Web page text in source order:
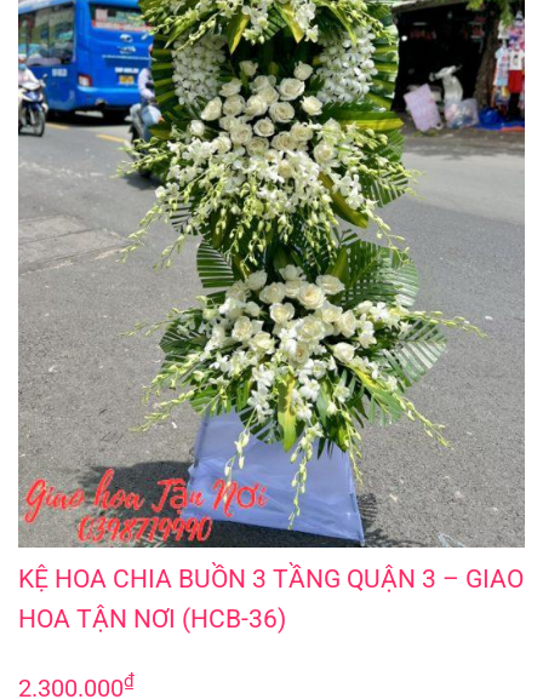
KỆ HOA CHIA BUỒN 3 TẦNG QUẬN 3 - GIAO HOA TẬN NƠI (HCB-36)
KỆ HOA CHIA BUỒN 3 TẦNG QUẬN 3 – GIAO
HOA TẬN NƠI (HCB-36)
2.300.000₫